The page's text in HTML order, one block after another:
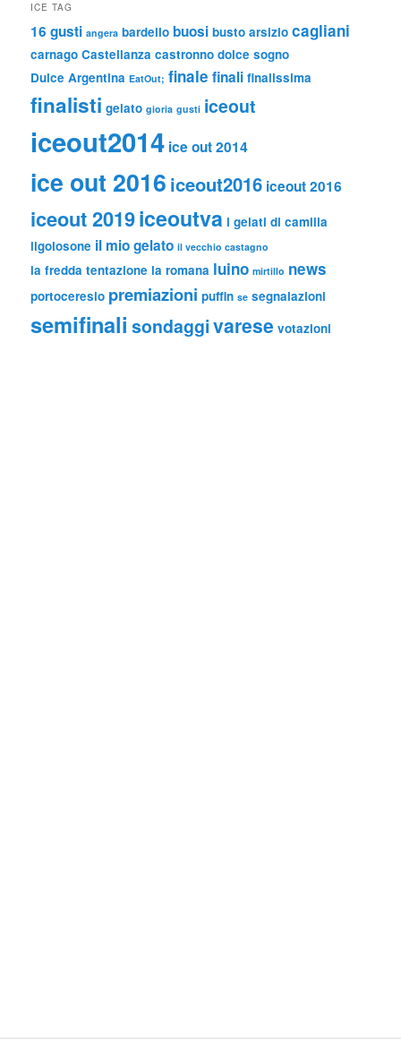
ICE TAG
16 gusti angera bardello buosi busto arsizio cagliani
carnago Castellanza castronno dolce sogno
Dulce Argentina EatOut; finale finali finalissima
finalisti gelato gioria gusti iceout
iceout2014 ice out 2014
ice out 2016 iceout2016 iceout 2016
iceout 2019iceoutva i gelati di camilla
ilgolosone il mio gelato il vecchio castagno
la fredda tentazione la romana luino mirtillo news
portoceresio premiazioni puffin se segnalazioni
semifinali sondaggivarese votazioni